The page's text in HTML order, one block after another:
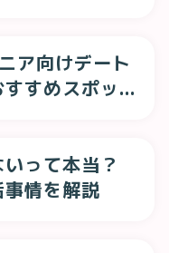
ア向けデート
すめスポッ
って本当？
情を解説